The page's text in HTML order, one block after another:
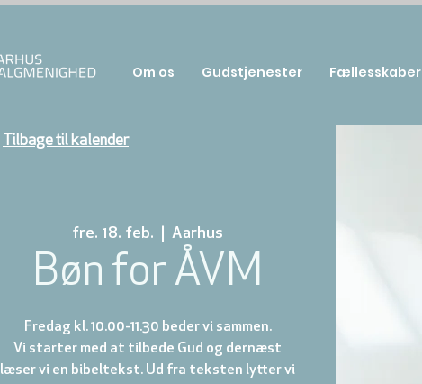
fre. 18. feb.
  |
Aarhus
Bøn for ÅVM
Fredag kl. 10.00-11.30 beder vi sammen.
Vi starter med at tilbede Gud og dernæst
læser vi en bibeltekst. Ud fra teksten lytter vi
Tilbage til kalender
Om os Gudstjenester Fællesskaber